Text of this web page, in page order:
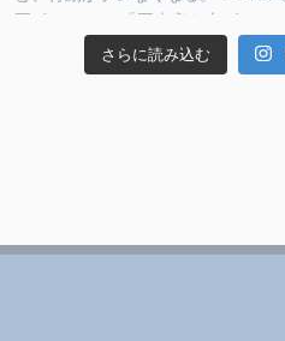
さらに読み込む